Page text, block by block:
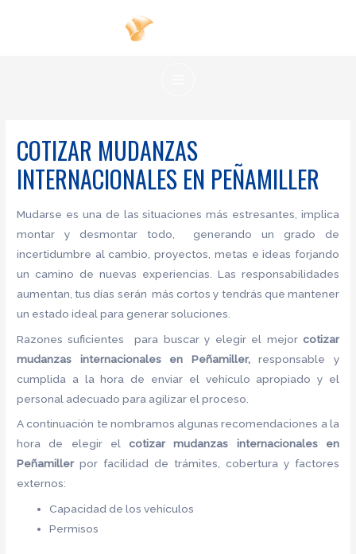
COTIZAR MUDANZAS
INTERNACIONALES EN PEÑAMILLER
Mudarse es una de las situaciones más estresantes, implica
montar y desmontar todo, generando un grado de
incertidumbre al cambio, proyectos, metas e ideas forjando
un camino de nuevas experiencias. Las responsabilidades
aumentan, tus días serán más cortos y tendrás que mantener
un estado ideal para generar soluciones.
Razones suficientes para buscar y elegir el mejor cotizar
mudanzas internacionalesen Peñamiller,responsable y
cumplida a la hora de enviar el vehículo apropiado y el
personal adecuado para agilizar el proceso.
A continuación te nombramos algunas recomendaciones a la
hora de elegir elcotizar mudanzas internacionalesen
Peñamillerpor facilidad de trámites, cobertura y factores
externos:
Capacidad de los vehículos
Permisos